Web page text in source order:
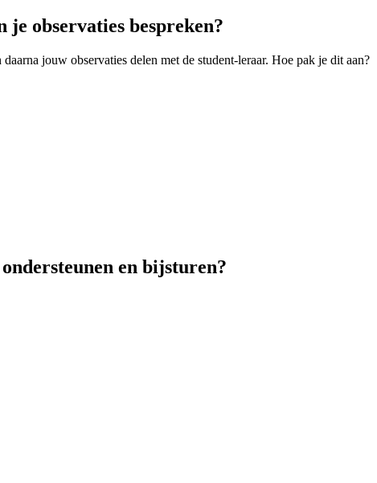
je observaties bespreken?
jouw observaties delen met de student-leraar. Hoe pak je dit aan?
en bijsturen?